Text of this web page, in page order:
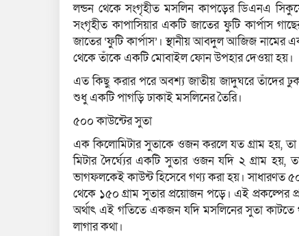
লন্ডন থেকে সংগৃহীত মসলিন কাপড়ের ডিএনএ
সংগৃহীত কাপাসিয়ার একটি জাতের ফুটি কার্পাস
জাতের ‘ফুটি কার্পাস’। স্থানীয় আবদুল আজিজ নামের
থেকে তাঁকে একটি মোবাইল ফোন উপহার দেওয়া হয়।
এত কিছু করার পরে অবশ্য জাতীয় জাদুঘরে তাঁদের
শুধু একটি পাগড়ি ঢাকাই মসলিনের তৈরি।
৫০০ কাউন্টের সুতা
এক কিলোমিটার সুতাকে ওজন করলে যত গ্রাম হয়, তা
মিটার দৈর্ঘ্যের একটি সুতার ওজন যদি ২ গ্রাম
ভাগফলকেই কাউন্ট হিসেবে গণ্য করা হয়। সাধারণত
থেকে ১৫০ গ্রাম সুতার প্রয়োজন পড়ে। এই প্রকল্পের
অর্থাৎ এই গতিতে একজন যদি মসলিনের সুতা কাটতে
লাগার কথা।